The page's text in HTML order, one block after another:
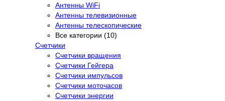
Антенны WiFi
Антенны телевизионные
Антенны телескопические
Все категории (10)
Счетчики
Счетчики вращения
Счетчики Гейгера
Счетчики импульсов
Счетчики моточасов
Счетчики энергии